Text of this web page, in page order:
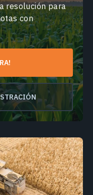
resolución para
con